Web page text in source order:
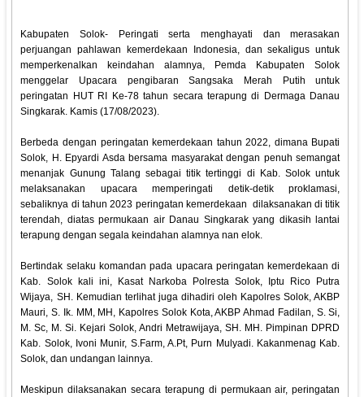
Kabupaten Solok- Peringati serta menghayati dan merasakan
perjuangan pahlawan kemerdekaan Indonesia, dan sekaligus untuk
memperkenalkan keindahan alamnya, Pemda Kabupaten Solok
menggelar Upacara pengibaran Sangsaka Merah Putih untuk
peringatan HUT RI Ke-78 tahun secara terapung di Dermaga Danau
Singkarak. Kamis (17/08/2023).
Berbeda dengan peringatan kemerdekaan tahun 2022, dimana Bupati
Solok, H. Epyardi Asda bersama masyarakat dengan penuh semangat
menanjak Gunung Talang sebagai titik tertinggi di Kab. Solok untuk
melaksanakan upacara memperingati detik-detik proklamasi,
sebaliknya di tahun 2023 peringatan kemerdekaan dilaksanakan di titik
terendah, diatas permukaan air Danau Singkarak yang dikasih lantai
terapung dengan segala keindahan alamnya nan elok.
Bertindak selaku komandan pada upacara peringatan kemerdekaan di
Kab. Solok kali ini, Kasat Narkoba Polresta Solok, Iptu Rico Putra
Wijaya, SH. Kemudian terlihat juga dihadiri oleh Kapolres Solok, AKBP
Mauri, S. Ik. MM, MH, Kapolres Solok Kota, AKBP Ahmad Fadilan, S. Si,
M. Sc, M. Si. Kejari Solok, Andri Metrawijaya, SH. MH. Pimpinan DPRD
Kab. Solok, Ivoni Munir, S.Farm, A.Pt, Purn Mulyadi. Kakanmenag Kab.
Solok, dan undangan lainnya.
Meskipun dilaksanakan secara terapung di permukaan air, peringatan